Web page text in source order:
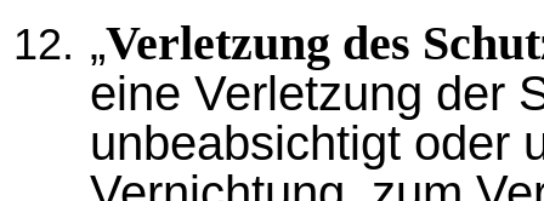
„Verletzung des
eine Verletzung der
unbeabsichtigt oder